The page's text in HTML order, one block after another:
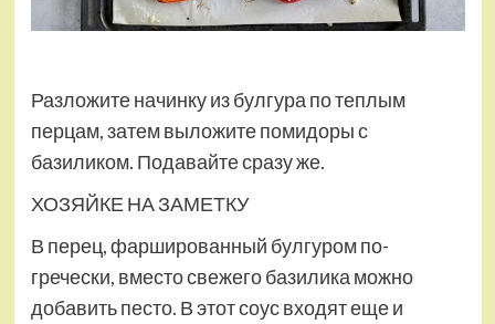
Разложите начинку из булгура по теплым
перцам, затем выложите помидоры с
базиликом. Подавайте сразу же.
ХОЗЯЙКЕ НА ЗАМЕТКУ
В перец, фаршированный булгуром по-
гречески, вместо свежего базилика можно
добавить песто. В этот соус входят еще и